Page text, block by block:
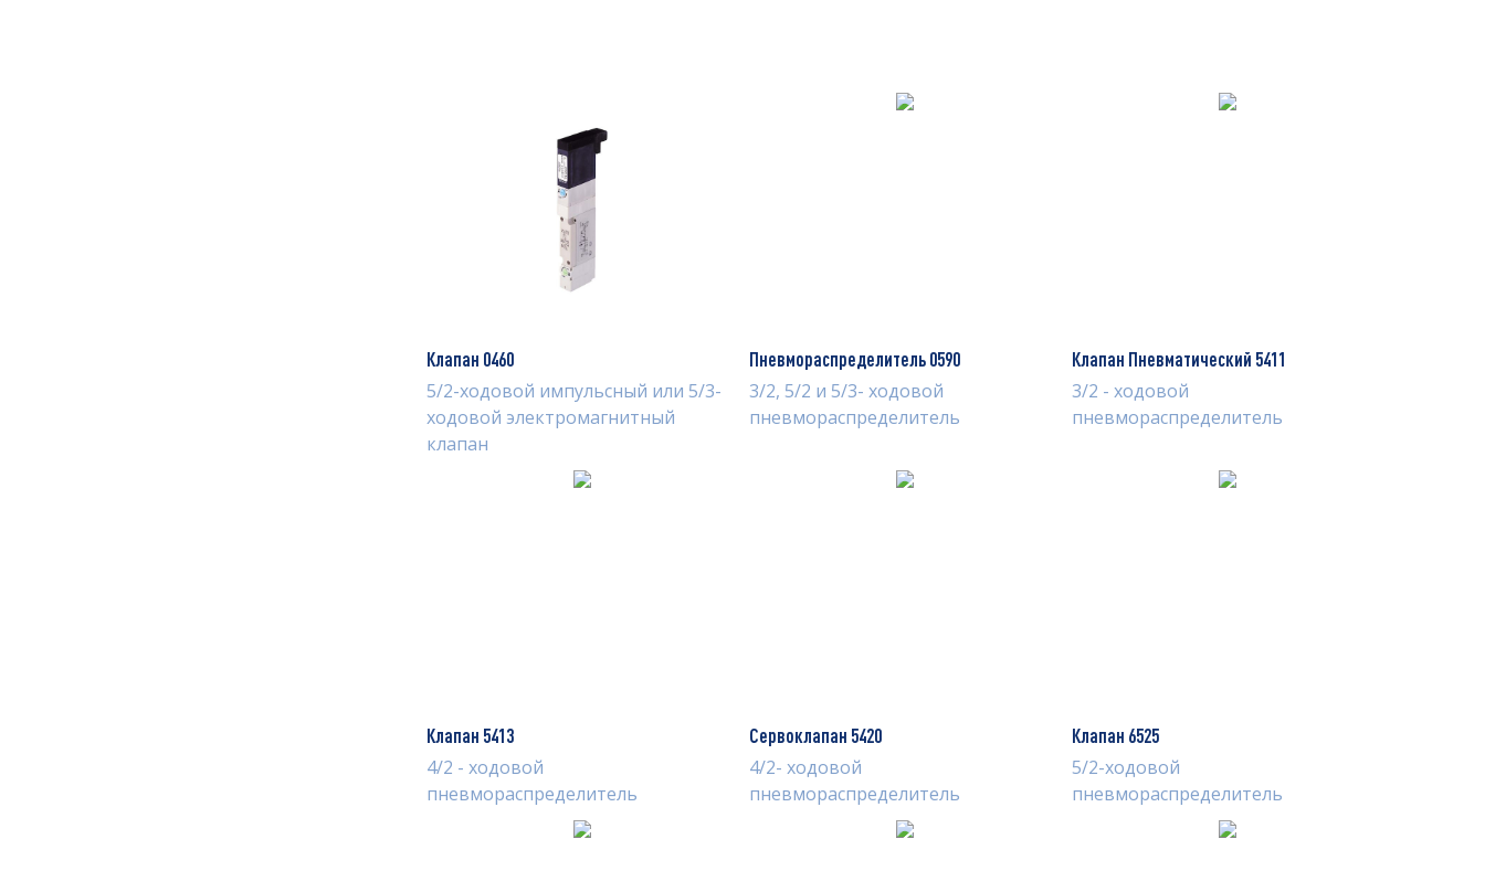
Клапан 0460
5/2-ходовой импульсный или 5/3-
ходовой электромагнитный
клапан
Пневмораспределитель 0590
3/2, 5/2 и 5/3- ходовой
пневмораспределитель
Клапан Пневматический 5411
3/2 - ходовой
пневмораспределитель
Клапан 5413
4/2 - ходовой
пневмораспределитель
Сервоклапан 5420
4/2- ходовой
пневмораспределитель
Клапан 6525
5/2-ходовой
пневмораспределитель